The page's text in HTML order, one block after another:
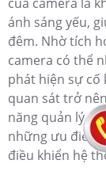
ánh sáng yếu,
đêm. Nhờ tích
camera có thể
phát hiện sự cố
quan sát trở
năng quản lý
những ưu điểm
điều khiển hệ